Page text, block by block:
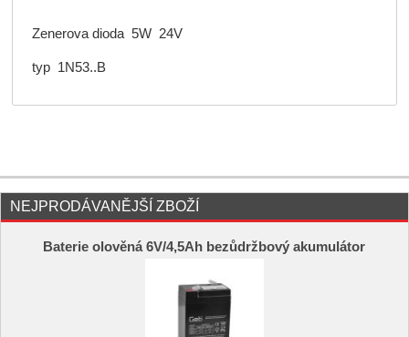
Zenerova dioda 5W 24V
typ 1N53..B
NEJPRODÁVANĚJŠÍ ZBOŽÍ
Baterie olověná 6V/4,5Ah bezůdržbový akumulátor